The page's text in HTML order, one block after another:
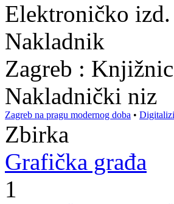
Elektroničko
Nakladnik
Zagreb :
Nakladnički niz
Zagreb na pragu modernog doba •
Zbirka
Grafička građa
1